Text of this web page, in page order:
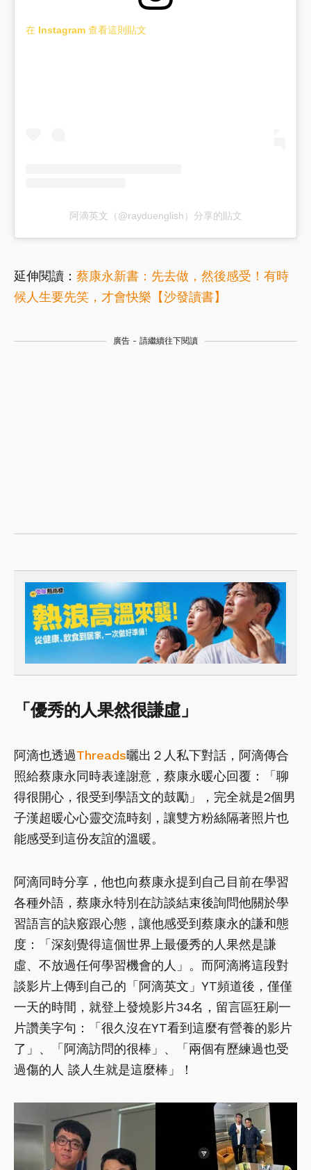
在 Instagram 查看這則貼文
阿滴英文（@rayduenglish）分享的貼文
延伸閱讀： 蔡康永新書：先去做，然後感受！有時
候人生要先笑，才會快樂【沙發讀書】
廣告 - 請繼續往下閱讀
「優秀的人果然很謙虛」
阿滴也透過Threads曬出２人私下對話，阿滴傳合
照給蔡康永同時表達謝意，蔡康永暖心回覆：「聊
得很開心，很受到學語文的鼓勵」，完全就是2個男
子漢超暖心心靈交流時刻，讓雙方粉絲隔著照片也
能感受到這份友誼的溫暖。
阿滴同時分享，他也向蔡康永提到自己目前在學習
各種外語，蔡康永特別在訪談結束後詢問他關於學
習語言的訣竅跟心態，讓他感受到蔡康永的謙和態
度：「深刻覺得這個世界上最優秀的人果然是謙
虛、不放過任何學習機會的人」。而阿滴將這段對
談影片上傳到自己的「阿滴英文」YT頻道後，僅僅
一天的時間，就登上發燒影片34名，留言區狂刷一
片讚美字句：「很久沒在YT看到這麼有營養的影片
了」、「阿滴訪問的很棒」、「兩個有歷練過也受
過傷的人 談人生就是這麼棒」！